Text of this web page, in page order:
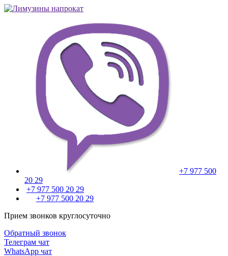
+7 977 500
20 29
+7 977 500 20 29
+7 977 500 20 29
Прием звонков круглосуточно
Обратный звонок
Телеграм чат
WhatsApp чат